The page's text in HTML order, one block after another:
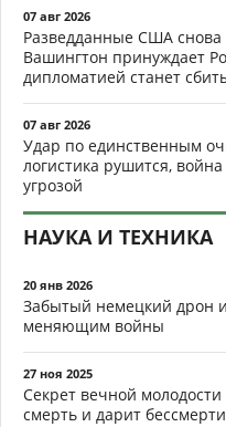
07 авг 2026
Разведданные США
Вашингтон принуждает
дипломатией станет
07 авг 2026
Удар по единственным
логистика рушится,
угрозой
НАУКА И ТЕХНИКА
20 янв 2026
Забытый немецкий дрон
меняющим войны
27 ноя 2025
Секрет вечной
смерть и дарит